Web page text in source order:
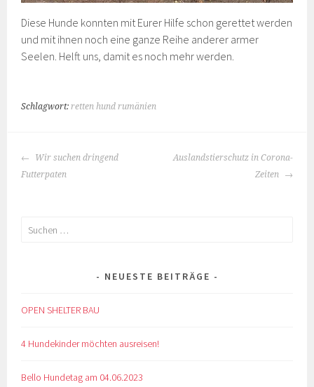
Diese Hunde konnten mit Eurer Hilfe schon gerettet werden
und mit ihnen noch eine ganze Reihe anderer armer
Seelen. Helft uns, damit es noch mehr werden.
Schlagwort:retten hund rumänien
BEITRAGS-
NAVIGATION
Wir suchen dringend
Futterpaten
Auslandstierschutz in Corona-
Zeiten
Suchen
NEUESTE BEITRÄGE
OPEN SHELTER BAU
4 Hundekinder möchten ausreisen!
Bello Hundetag am 04.06.2023